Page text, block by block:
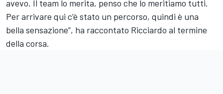
avevo. Il team lo merita, penso che lo meritiamo tutti.
Per arrivare qui c’è stato un percorso, quindi è una
bella sensazione”, ha raccontato Ricciardo al termine
della corsa.